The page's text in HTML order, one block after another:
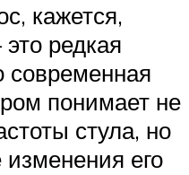
кажется,
редкая
понимает не
стула, но
его